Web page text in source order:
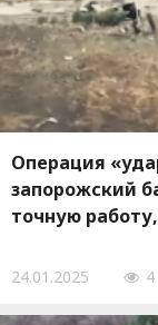
Операция
запорожский
точную
24.01.2025